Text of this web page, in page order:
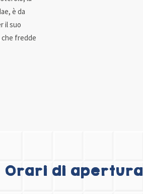
è da
il suo
che fredde
Orari di apertura